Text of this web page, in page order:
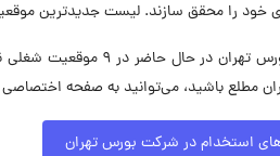
خود را محقق سازند. لیست جدیدترین
شرکت بورس تهران
مطلع باشید، می‌توانید به صفحه
استخدام در شرکت بورس تهران